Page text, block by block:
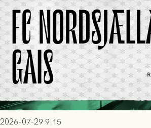
2026-07-29 9:15